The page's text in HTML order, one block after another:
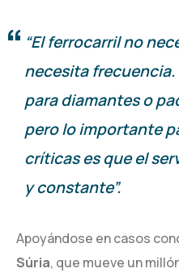
“El ferrocarril no
necesita
para diamantes o
pero lo importante
críticas es que el
y constante”.
Apoyándose en casos
Súria, que mueve un